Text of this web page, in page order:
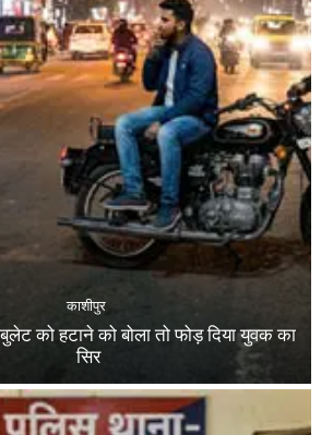
काशीपुर
को हटाने को बोला तो फोड़ दिया युवक का
सिर